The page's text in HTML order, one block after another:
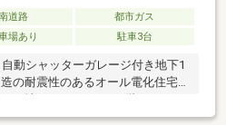
道路
都市ガス
場あり 駐車3台
動シャッターガレージ付き地下1
の耐震性のあるオール電化住宅。
ため、お買い物から帰宅したと